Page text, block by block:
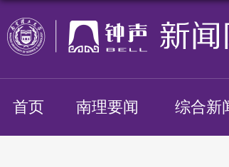
首页 南理要闻 综合新